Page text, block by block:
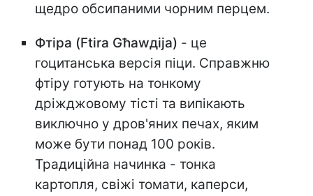
щедро обсипаними чорним перцем.
Фтіра (Ftira Għawдija) - це
гоцитанська версія піци. Справжню
фтіру готують на тонкому
дріжджовому тісті та випікають
виключно у дров'яних печах, яким
може бути понад 100 років.
Традиційна начинка - тонка
картопля, свіжі томати, каперси,